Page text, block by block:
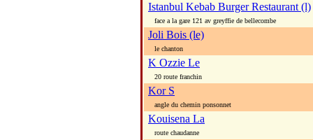
Istanbul Kebab Burger Restaurant (l)
face a la gare 121 av greyffie de bellecombe
Joli Bois (le)
le chanton
K Ozzie Le
20 route franchin
Kor S
angle du chemin ponsonnet
Kouisena La
route chaudanne